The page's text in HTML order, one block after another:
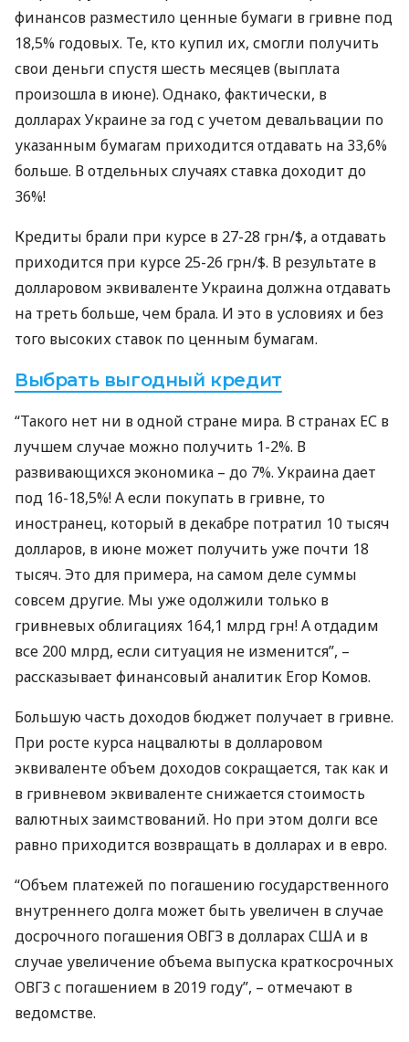
финансов разместило ценные бумаги в гривне под
18,5% годовых. Те, кто купил их, смогли получить
свои деньги спустя шесть месяцев (выплата
произошла в июне). Однако, фактически, в
долларах Украине за год с учетом девальвации по
указанным бумагам приходится отдавать на 33,6%
больше. В отдельных случаях ставка доходит до
36%!
Кредиты брали при курсе в 27-28 грн/$, а отдавать
приходится при курсе 25-26 грн/$. В результате в
долларовом эквиваленте Украина должна отдавать
на треть больше, чем брала. И это в условиях и без
того высоких ставок по ценным бумагам.
Выбрать выгодный кредит
“Такого нет ни в одной стране мира. В странах ЕС в
лучшем случае можно получить 1-2%. В
развивающихся экономика – до 7%. Украина дает
под 16-18,5%! А если покупать в гривне, то
иностранец, который в декабре потратил 10 тысяч
долларов, в июне может получить уже почти 18
тысяч. Это для примера, на самом деле суммы
совсем другие. Мы уже одолжили только в
гривневых облигациях 164,1 млрд грн! А отдадим
все 200 млрд, если ситуация не изменится”, –
рассказывает финансовый аналитик Егор Комов.
Большую часть доходов бюджет получает в гривне.
При росте курса нацвалюты в долларовом
эквиваленте объем доходов сокращается, так как и
в гривневом эквиваленте снижается стоимость
валютных заимствований. Но при этом долги все
равно приходится возвращать в долларах и в евро.
“Объем платежей по погашению государственного
внутреннего долга может быть увеличен в случае
досрочного погашенияОВГЗ в долларахСША и в
случае увеличение объема выпуска краткосрочных
ОВГЗс погашением в 2019 году”, – отмечают в
ведомстве.